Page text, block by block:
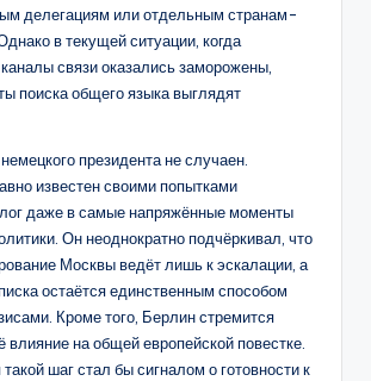
делегациям или отдельным странам-
в текущей ситуации, когда
связи оказались заморожены,
поиска общего языка выглядят
президента не случаен.
известен своими попытками
даже в самые напряжённые моменты
Он неоднократно подчёркивал, что
Москвы ведёт лишь к эскалации, а
остаётся единственным способом
Кроме того, Берлин стремится
влияние на общей европейской повестке.
шаг стал бы сигналом о готовности к